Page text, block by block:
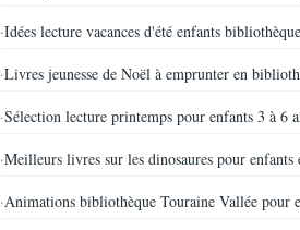
·Idées lecture vacances d'été enfants
·Livres jeunesse de Noël à emprunter en
·Sélection lecture printemps pour enfants 3 à 6
·Meilleurs livres sur les dinosaures pour enfants
·Animations bibliothèque Touraine Vallée pour